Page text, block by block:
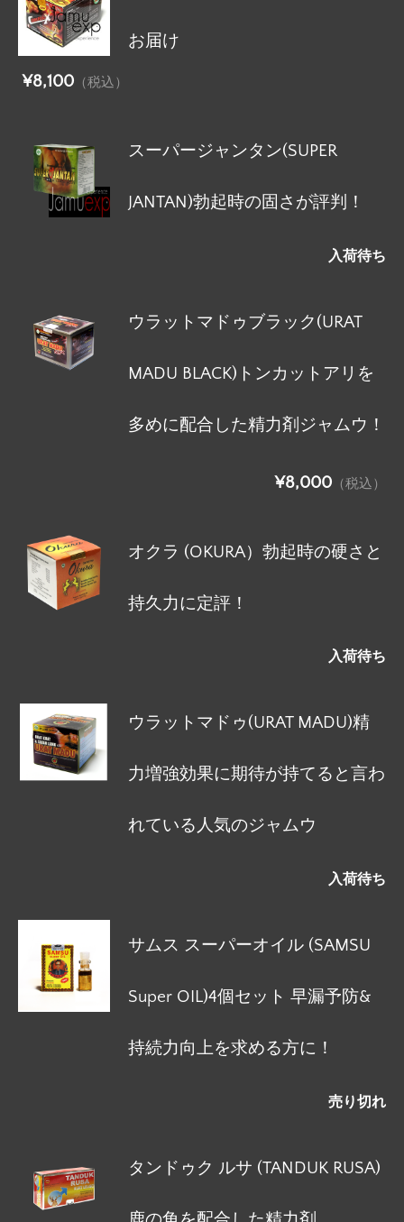
お届け
¥8,100 （税込）
スーパージャンタン(SUPER
JANTAN)勃起時の固さが評判！
入荷待ち
ウラットマドゥブラック(URAT
MADU BLACK)トンカットアリを
多めに配合した精力剤ジャムウ！
¥8,000 （税込）
オクラ (OKURA）勃起時の硬さと
持久力に定評！
入荷待ち
ウラットマドゥ(URAT MADU)精
力増強効果に期待が持てると言わ
れている人気のジャムウ
入荷待ち
サムス スーパーオイル (SAMSU
Super OIL)4個セット 早漏予防&
持続力向上を求める方に！
売り切れ
タンドゥク ルサ (TANDUK RUSA)